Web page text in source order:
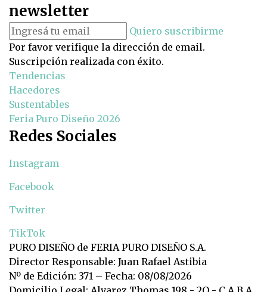
newsletter
Quiero suscribirme
Por favor verifique la dirección de email.
Suscripción realizada con éxito.
Tendencias
Hacedores
Sustentables
Feria Puro Diseño 2026
Redes Sociales
Instagram
Facebook
Twitter
TikTok
PURO DISEÑO de FERIA PURO DISEÑO S.A.
Director Responsable: Juan Rafael Astibia
Nº de Edición: 371 – Fecha: 08/08/2026